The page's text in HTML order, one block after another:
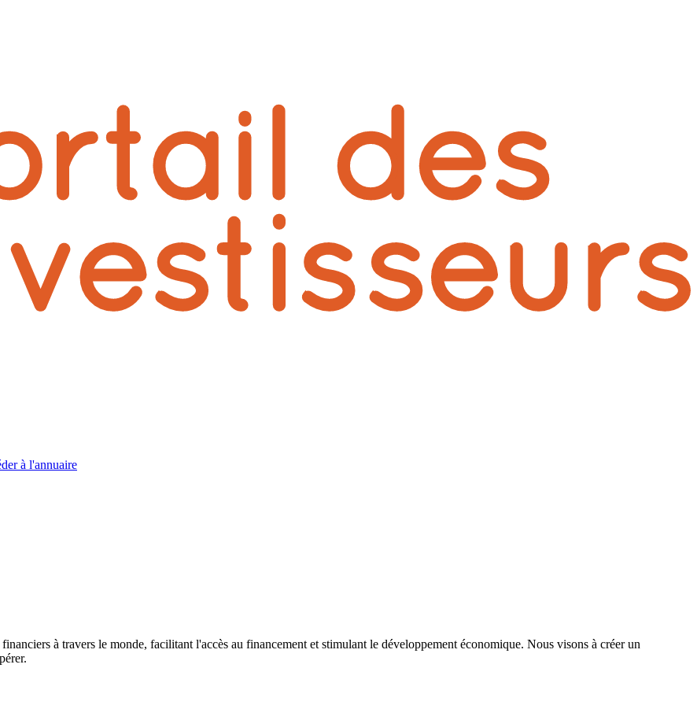
à l'annuaire
à travers le monde, facilitant l'accès au financement et stimulant le développement économique. Nous visons à créer un